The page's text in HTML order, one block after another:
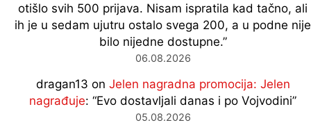
otišlo svih 500 prijava. Nisam ispratila kad tačno, ali
ih je u sedam ujutru ostalo svega 200, a u podne nije
bilo nijedne dostupne.”
06.08.2026
dragan13 on Jelen nagradna promocija: Jelen
nagrađuje: “Evo dostavljali danas i po Vojvodini”
05.08.2026